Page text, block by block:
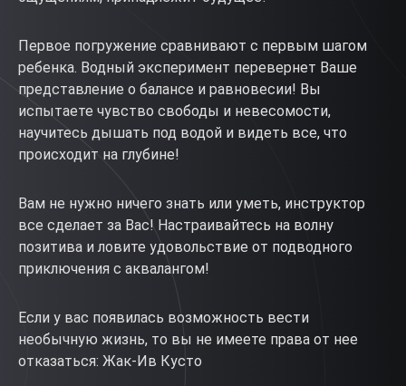
Первое погружение сравнивают с первым шагом
ребенка. Водный эксперимент перевернет Ваше
представление о балансе и равновесии! Вы
испытаете чувство свободы и невесомости,
научитесь дышать под водой и видеть все, что
происходит на глубине!
Вам не нужно ничего знать или уметь, инструктор
все сделает за Вас! Настраивайтесь на волну
позитива и ловите удовольствие от подводного
приключения с аквалангом!
Если у вас появилась возможность вести
необычную жизнь, то вы не имеете права от нее
отказаться: Жак-Ив Кусто